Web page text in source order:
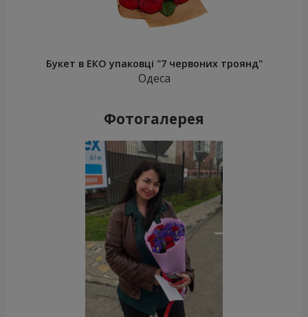
Букет в ЕКО упаковці "7 червоних троянд"
Одеса
Фотогалерея